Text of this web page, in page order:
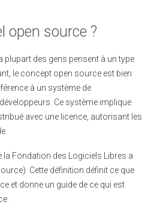
open source ?
des gens pensent à un type
le concept open source est bien
à un système de
Ce système implique
avec une licence, autorisant les
Fondation des Logiciels Libres a
Cette définition définit ce que
et donne un guide de ce qui est